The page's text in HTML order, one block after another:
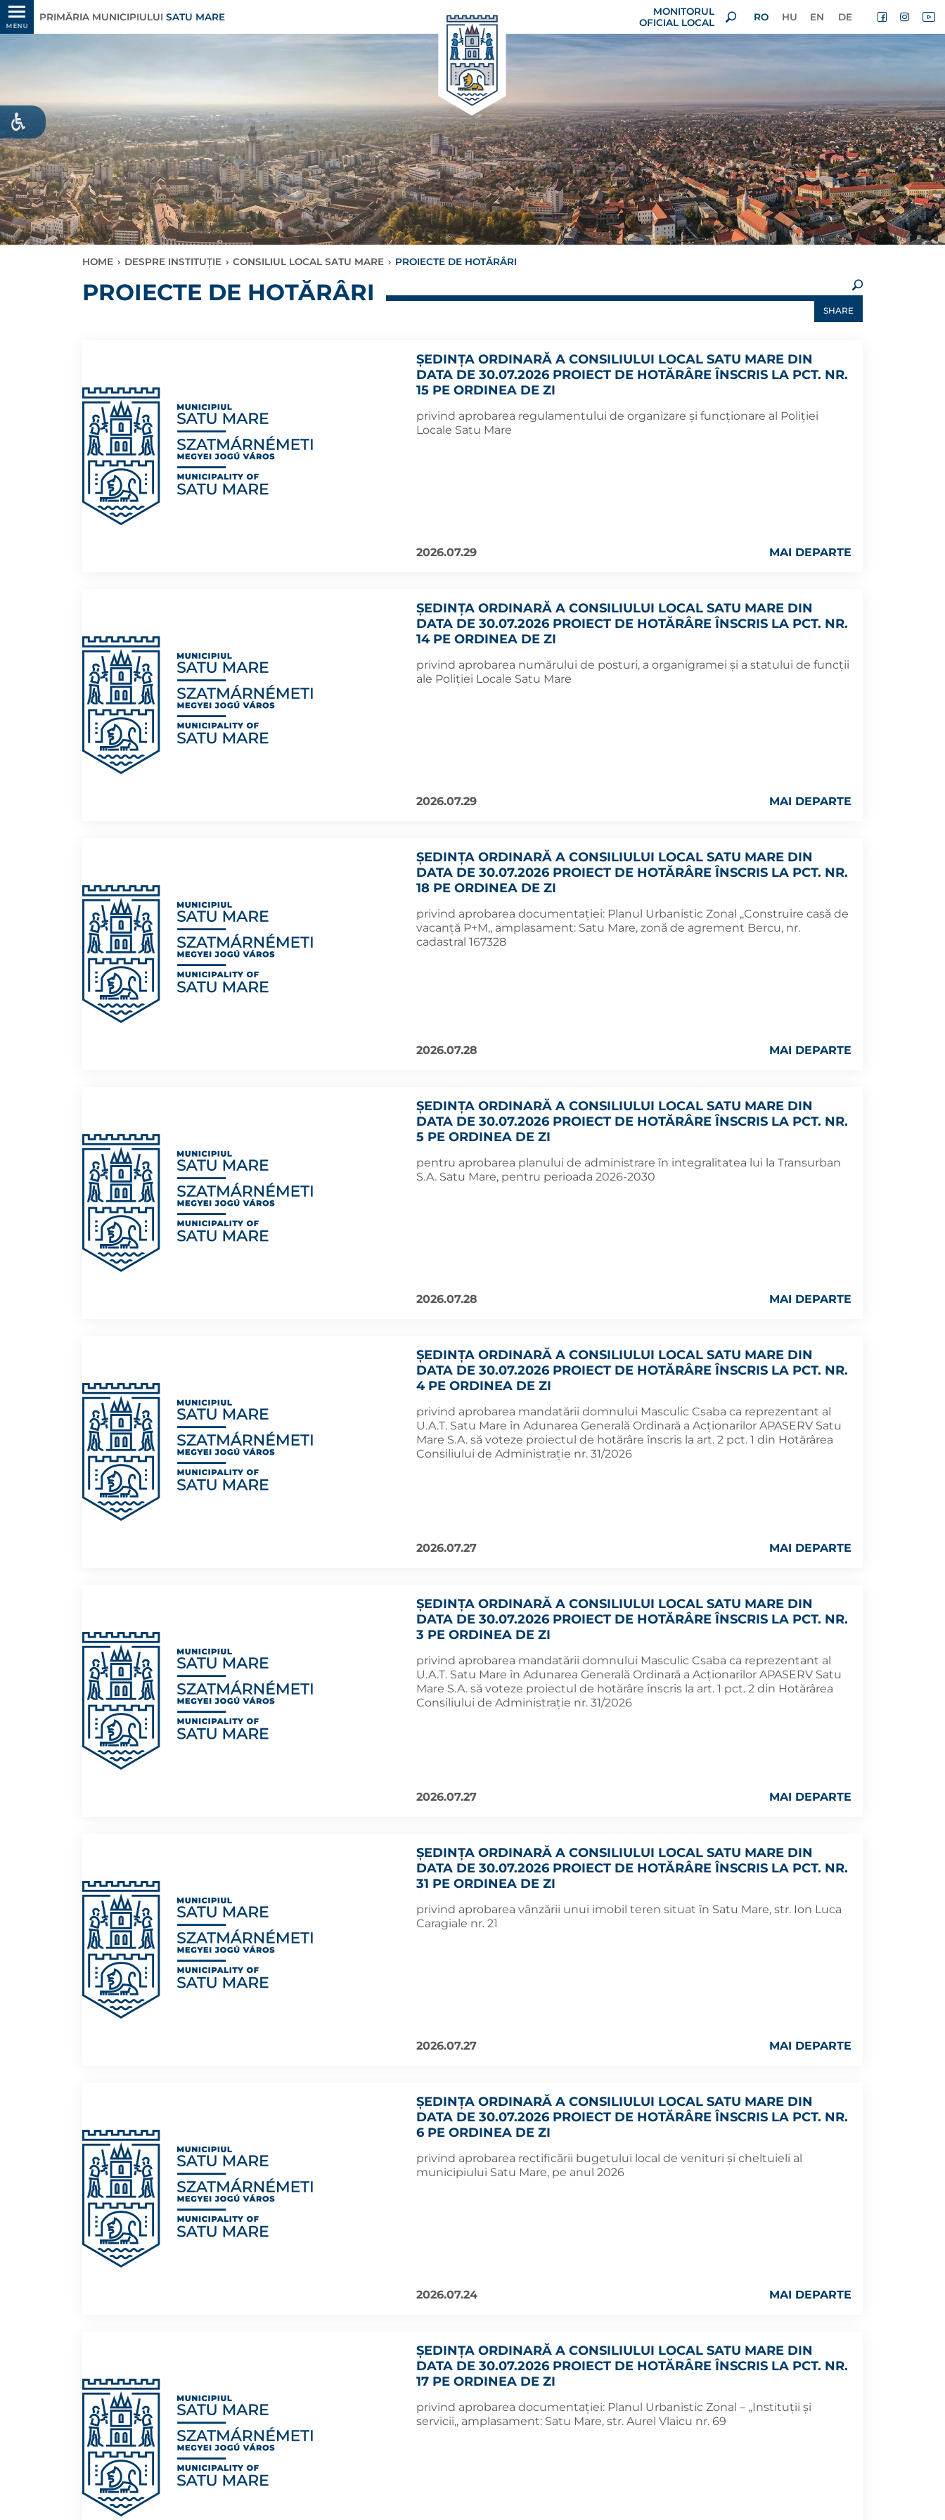
MENU
PRIMĂRIA MUNICIPIULUI SATU MARE
MONITORUL
OFICIAL LOCAL
RO HU EN DE
HOME › DESPRE INSTITUȚIE › CONSILIUL LOCAL SATU MARE › PROIECTE DE HOTĂRÂRI
PROIECTE DE HOTĂRÂRI
SHARE
ȘEDINȚA ORDINARĂ A CONSILIULUI LOCAL SATU MARE DIN
DATA DE 30.07.2026 PROIECT DE HOTĂRÂRE ÎNSCRIS LA PCT. NR.
15 PE ORDINEA DE ZI
privind aprobarea regulamentului de organizare și funcționare al Poliției
Locale Satu Mare
2026.07.29 MAI DEPARTE
ȘEDINȚA ORDINARĂ A CONSILIULUI LOCAL SATU MARE DIN
DATA DE 30.07.2026 PROIECT DE HOTĂRÂRE ÎNSCRIS LA PCT. NR.
14 PE ORDINEA DE ZI
privind aprobarea numărului de posturi, a organigramei și a statului de funcții
ale Poliției Locale Satu Mare
2026.07.29 MAI DEPARTE
ȘEDINȚA ORDINARĂ A CONSILIULUI LOCAL SATU MARE DIN
DATA DE 30.07.2026 PROIECT DE HOTĂRÂRE ÎNSCRIS LA PCT. NR.
18 PE ORDINEA DE ZI
privind aprobarea documentaţiei: Planul Urbanistic Zonal ,,Construire casă de
vacanță P+M,, amplasament: Satu Mare, zonă de agrement Bercu, nr.
cadastral 167328
2026.07.28 MAI DEPARTE
ȘEDINȚA ORDINARĂ A CONSILIULUI LOCAL SATU MARE DIN
DATA DE 30.07.2026 PROIECT DE HOTĂRÂRE ÎNSCRIS LA PCT. NR.
5 PE ORDINEA DE ZI
pentru aprobarea planului de administrare în integralitatea lui la Transurban
S.A. Satu Mare, pentru perioada 2026-2030
2026.07.28 MAI DEPARTE
ȘEDINȚA ORDINARĂ A CONSILIULUI LOCAL SATU MARE DIN
DATA DE 30.07.2026 PROIECT DE HOTĂRÂRE ÎNSCRIS LA PCT. NR.
4 PE ORDINEA DE ZI
privind aprobarea mandatării domnului Masculic Csaba ca reprezentant al
U.A.T. Satu Mare în Adunarea Generală Ordinară a Acţionarilor APASERV Satu
Mare S.A. să voteze proiectul de hotărâre înscris la art. 2 pct. 1 din Hotărârea
Consiliului de Administraţie nr. 31/2026
2026.07.27 MAI DEPARTE
ȘEDINȚA ORDINARĂ A CONSILIULUI LOCAL SATU MARE DIN
DATA DE 30.07.2026 PROIECT DE HOTĂRÂRE ÎNSCRIS LA PCT. NR.
3 PE ORDINEA DE ZI
privind aprobarea mandatării domnului Masculic Csaba ca reprezentant al
U.A.T. Satu Mare în Adunarea Generală Ordinară a Acţionarilor APASERV Satu
Mare S.A. să voteze proiectul de hotărâre înscris la art. 1 pct. 2 din Hotărârea
Consiliului de Administraţie nr. 31/2026
2026.07.27 MAI DEPARTE
ȘEDINȚA ORDINARĂ A CONSILIULUI LOCAL SATU MARE DIN
DATA DE 30.07.2026 PROIECT DE HOTĂRÂRE ÎNSCRIS LA PCT. NR.
31 PE ORDINEA DE ZI
privind aprobarea vânzării unui imobil teren situat în Satu Mare, str. Ion Luca
Caragiale nr. 21
2026.07.27 MAI DEPARTE
ȘEDINȚA ORDINARĂ A CONSILIULUI LOCAL SATU MARE DIN
DATA DE 30.07.2026 PROIECT DE HOTĂRÂRE ÎNSCRIS LA PCT. NR.
6 PE ORDINEA DE ZI
privind aprobarea rectificării bugetului local de venituri şi cheltuieli al
municipiului Satu Mare, pe anul 2026
2026.07.24 MAI DEPARTE
ȘEDINȚA ORDINARĂ A CONSILIULUI LOCAL SATU MARE DIN
DATA DE 30.07.2026 PROIECT DE HOTĂRÂRE ÎNSCRIS LA PCT. NR.
17 PE ORDINEA DE ZI
privind aprobarea documentaţiei: Planul Urbanistic Zonal – ,,Instituții și
servicii,, amplasament: Satu Mare, str. Aurel Vlaicu nr. 69